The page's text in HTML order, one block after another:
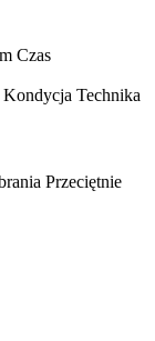
Czas
Kondycja Technika
Przeciętnie